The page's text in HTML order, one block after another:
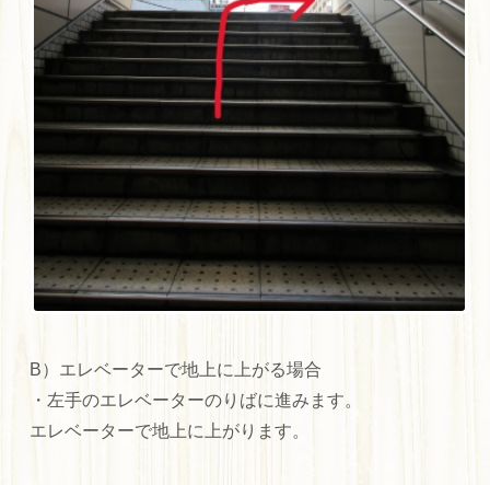
B）エレベーターで地上に上がる場合
・左手のエレベーターのりばに進みます。
エレベーターで地上に上がります。